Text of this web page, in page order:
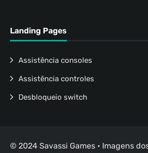
Landing Pages
Assistência consoles
Assistência controles
Desbloqueio switch
© 2024 Savassi Games • Imagens